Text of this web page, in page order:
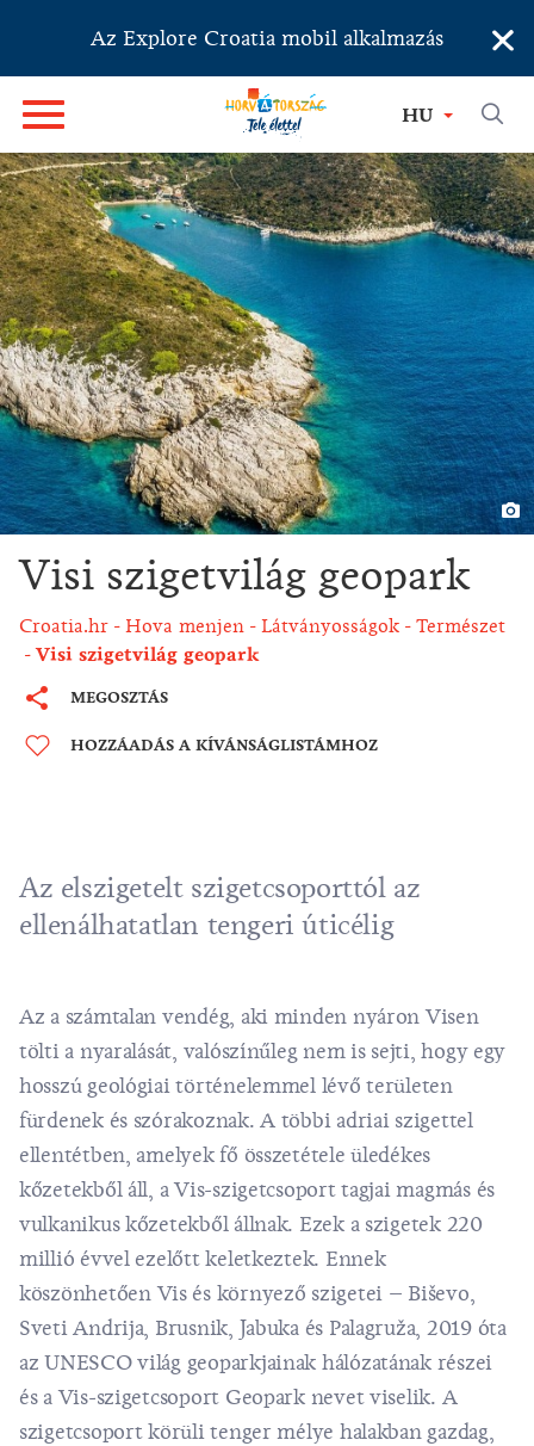
Az Explore Croatia mobil alkalmazás ×
HU
Visi szigetvilág geopark
Croatia.hr Hova menjen Látványosságok Természet
Visi szigetvilág geopark
MEGOSZTÁS
HOZZÁADÁS A KÍVÁNSÁGLISTÁMHOZ
Az elszigetelt szigetcsoporttól az
ellenálhatatlan tengeri úticélig
Az a számtalan vendég, aki minden nyáron Visen
tölti a nyaralását, valószínűleg nem is sejti, hogy egy
hosszú geológiai történelemmel lévő területen
fürdenek és szórakoznak. A többi adriai szigettel
ellentétben, amelyek fő összetétele üledékes
kőzetekből áll, aVis-szigetcsoporttagjai magmás és
vulkanikus kőzetekből állnak. Ezek a szigetek 220
millió évvel ezelőtt keletkeztek. Ennek
köszönhetőenVisés környező szigetei – Biševo,
Sveti Andrija, Brusnik, Jabuka és Palagruža, 2019 óta
az UNESCO világ geoparkjainak hálózatának részei
és a Vis-szigetcsoport Geopark nevet viselik. A
szigetcsoport körüli tenger mélye halakban gazdag,